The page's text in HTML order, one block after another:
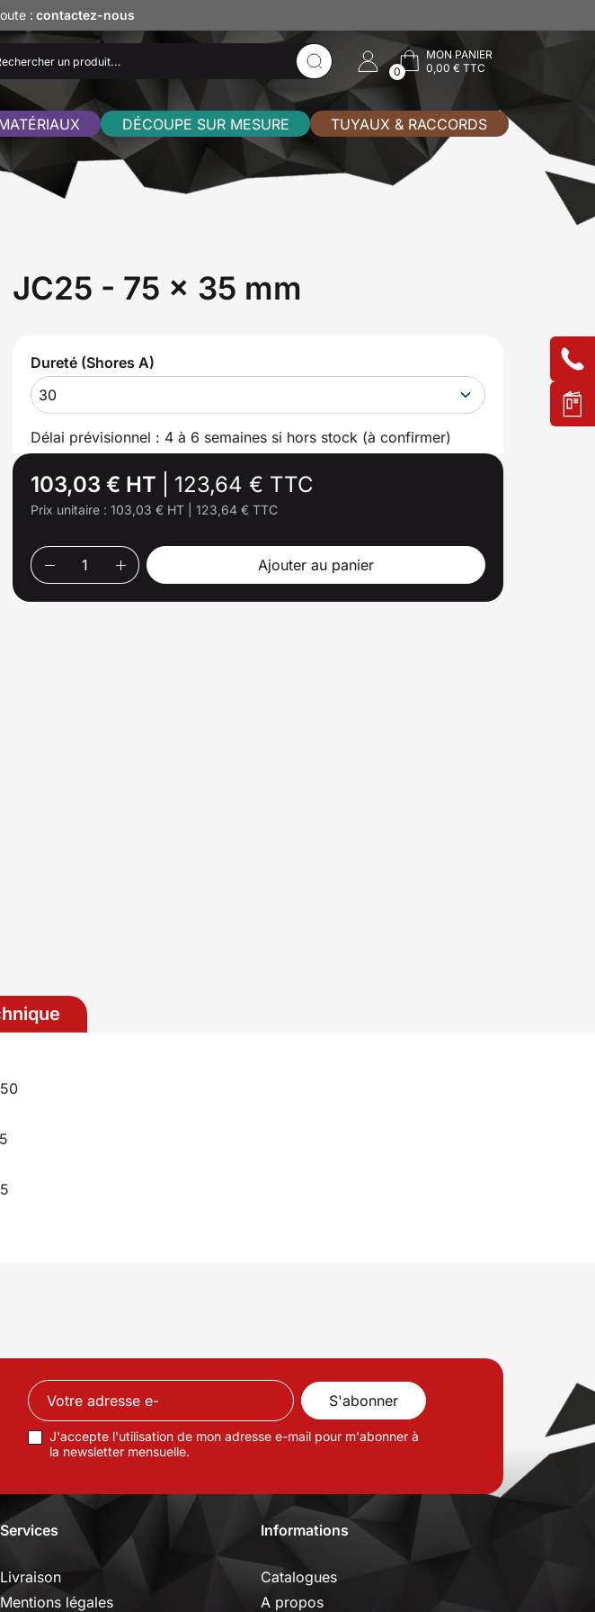
: contactez-nous
0
MON PANIER
0,00 € TTC
DÉCOUPE SUR MESURE TUYAUX & RACCORDS
JC25 - 75 x 35 mm
Dureté (Shores A)
30
Délai prévisionnel : 4 à 6 semaines si hors stock (à confirmer)
103,03 € HT 123,64 € TTC
Prix unitaire : 103,03 € HT 123,64 € TTC
Ajouter au panier
J'accepte l'utilisation de mon adresse e-mail pour m'abonner à
la newsletter mensuelle.
Services
Livraison
Mentions légales
Informations
Catalogues
A propos